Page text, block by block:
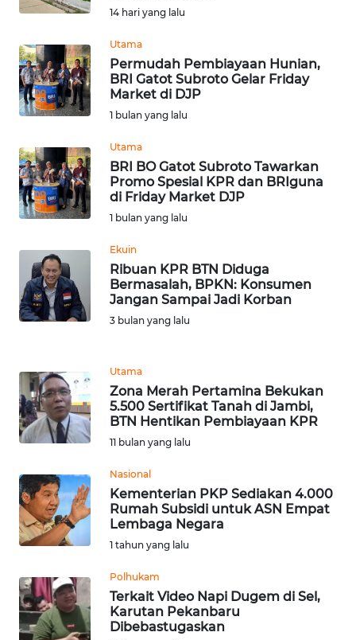
14 hari yang lalu
Utama
Permudah Pembiayaan Hunian,
BRI Gatot Subroto Gelar Friday
Market di DJP
1 bulan yang lalu
Utama
BRI BO Gatot Subroto Tawarkan
Promo Spesial KPR dan BRIguna
di Friday Market DJP
1 bulan yang lalu
Ekuin
Ribuan KPR BTN Diduga
Bermasalah, BPKN: Konsumen
Jangan Sampai Jadi Korban
3 bulan yang lalu
Utama
Zona Merah Pertamina Bekukan
5.500 Sertifikat Tanah di Jambi,
BTN Hentikan Pembiayaan KPR
11 bulan yang lalu
Nasional
Kementerian PKP Sediakan 4.000
Rumah Subsidi untuk ASN Empat
Lembaga Negara
1 tahun yang lalu
Polhukam
Terkait Video Napi Dugem di Sel,
Karutan Pekanbaru
Dibebastugaskan
INTERNASIONAL
PENDIDIKAN
OLAHRAGA
OPINI
EDITORIAL
INDEKS
BERITA
KONTAK
INFO
IKLAN
PEDOMAN
MEDIA